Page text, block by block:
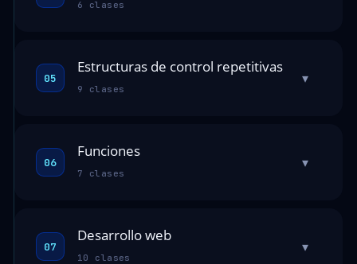
6 clases
05
Estructuras de control repetitivas
9 clases
▾
06
Funciones
7 clases
▾
07
Desarrollo web
10 clases
▾